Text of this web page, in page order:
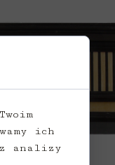
ich
analizy